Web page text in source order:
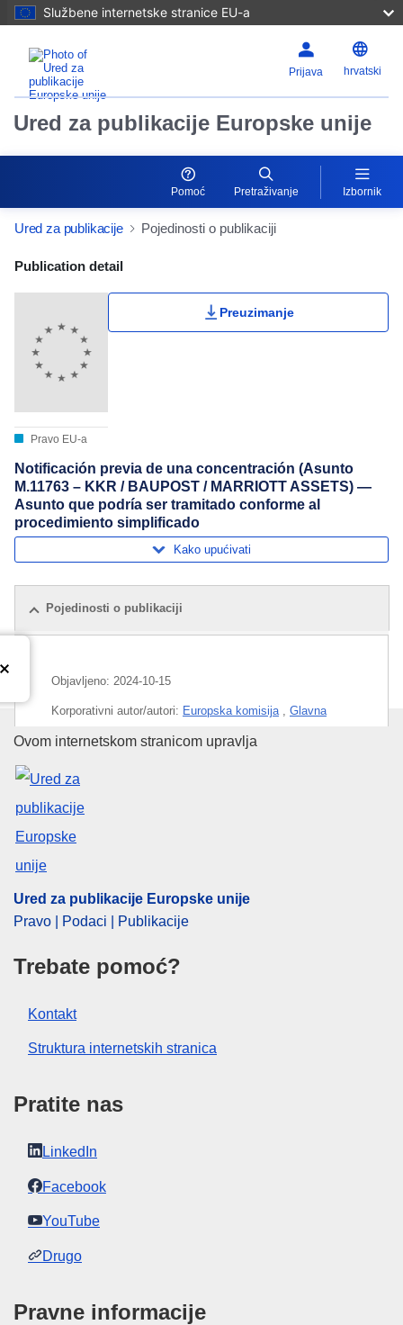
Službene internetske stranice EU-a
Prijava hrvatski
Ured za publikacije Europske unije
Pomoć Pretraživanje Izbornik
Ured za publikacije Pojedinosti o publikaciji
Publication Detail Actions Portlet
Publication detail
Pravo EU-a
Preuzimanje
Notificación previa de una concentración (Asunto
M.11763 – KKR / BAUPOST / MARRIOTT ASSETS) —
Asunto que podría ser tramitado conforme al
procedimiento simplificado
Kako upućivati
Pojedinosti o publikaciji
Objavljeno: 2024-10-15
Korporativni autor/autori: Europska komisija , Glavna
uprava za tržišno natjecanje
Europska komisija
Predmet:
pdfa2a
Ured za publikacije Europske
Ovom internetskom stranicom upravlja
Ured za publikacije Europske unije
Pravo | Podaci | Publikacije
Trebate pomoć?
Kontakt
Struktura internetskih stranica
Pratite nas
LinkedIn
Facebook
YouTube
Drugo
Pravne informacije